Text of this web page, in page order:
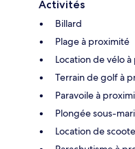
Activités
Billard
Plage à proximité
Location de vélo
Terrain de golf à
Paravoile à
Plongée sous-
Location de